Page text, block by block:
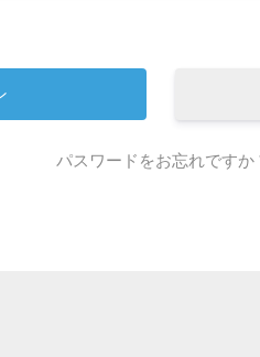
パスワードをお忘れですか